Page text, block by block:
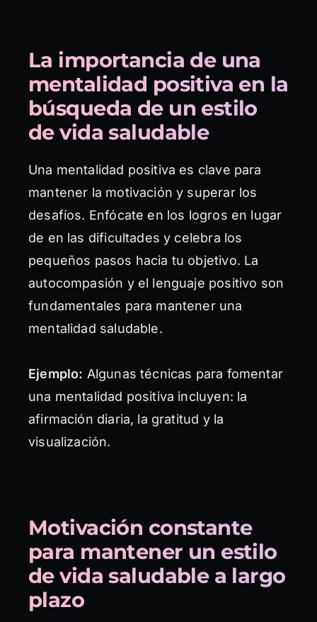
La importancia de una
mentalidad positiva en la
búsqueda de un estilo
de vida saludable
Una mentalidad positiva es clave para
mantener la motivación y superar los
desafíos. Enfócate en los logros en lugar
de en las dificultades y celebra los
pequeños pasos hacia tu objetivo. La
autocompasión y el lenguaje positivo son
fundamentales para mantener una
mentalidad saludable.
Ejemplo: Algunas técnicas para fomentar
una mentalidad positiva incluyen: la
afirmación diaria, la gratitud y la
visualización.
Motivación constante
para mantener un estilo
de vida saludable a largo
plazo